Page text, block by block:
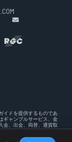
イドを提供するものであ
ギャンブルサービス、金
金、出金、両替、通貨取
せん。オンラインポーカ
確認ください。